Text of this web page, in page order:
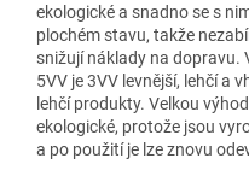
ekologické a snadno se s
plochém stavu, takže
snižují náklady na dopravu.
5VV je 3VV levnější, lehčí a
lehčí produkty. Velkou
ekologické, protože jsou
a po použití je lze znovu